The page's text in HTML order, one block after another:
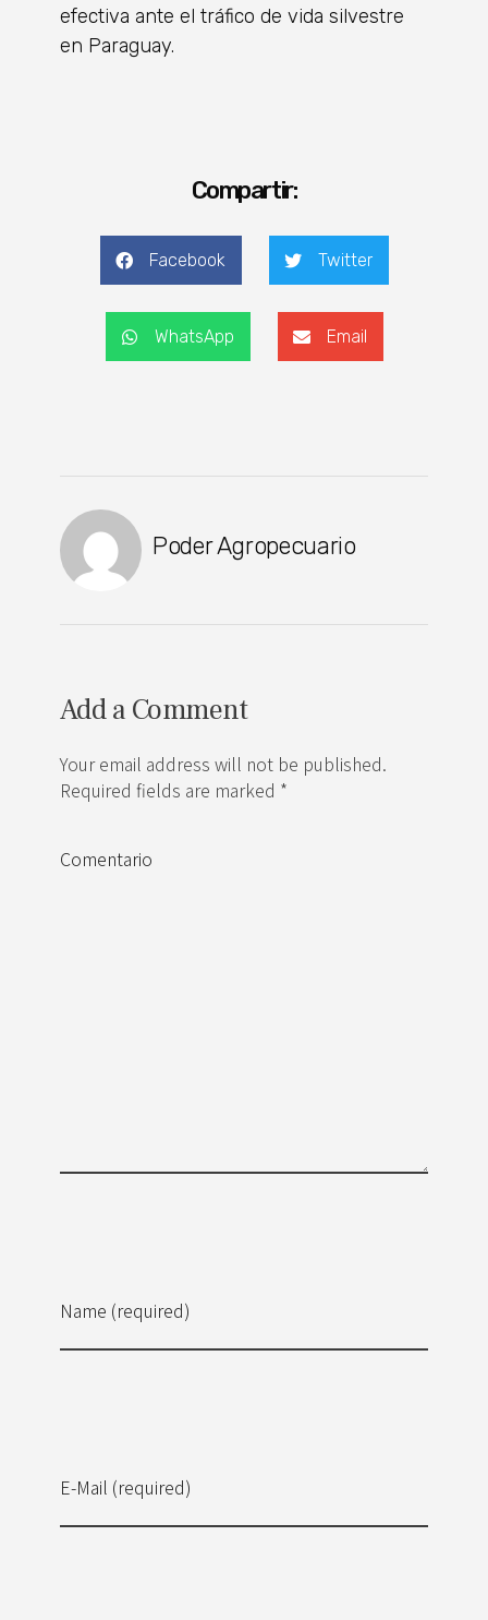
efectiva ante el tráfico de vida silvestre
en Paraguay.
Compartir:
Facebook Twitter
WhatsApp Email
Poder Agropecuario
Add a Comment
Your email address will not be published.
Required fields are marked *
Name (required)
E-Mail (required)
Comentario